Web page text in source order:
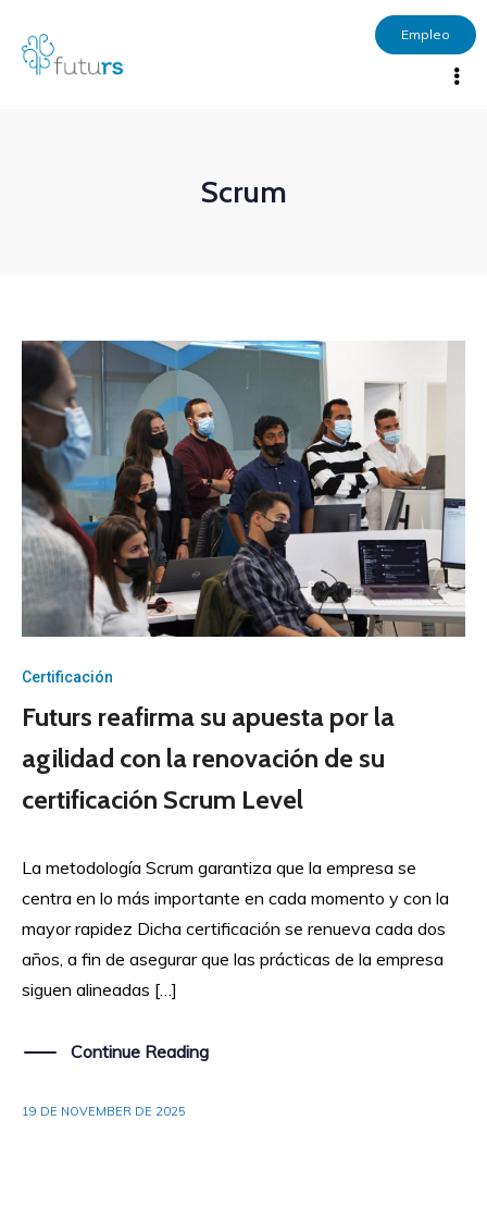
Empleo
Scrum
Certificación
Futurs reafirma su apuesta por la
agilidad con la renovación de su
certificación Scrum Level
La metodología Scrum garantiza que la empresa se
centra en lo más importante en cada momento y con la
mayor rapidez Dicha certificación se renueva cada dos
años, a fin de asegurar que las prácticas de la empresa
siguen alineadas […]
Continue Reading
19 DE NOVEMBER DE 2025